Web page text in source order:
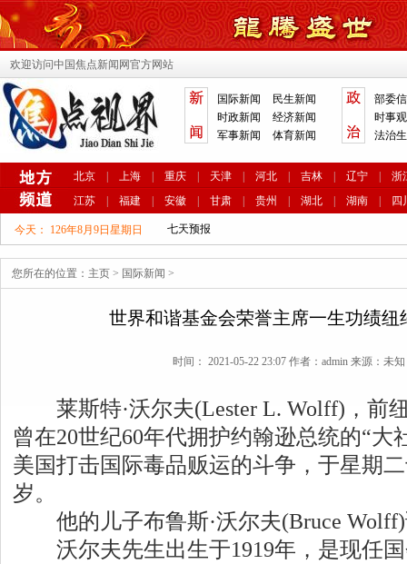
欢迎访问中国焦点新闻网官方网站
国际新闻
民生新闻
时政新闻
经济新闻
军事新闻
体育新闻
部委
时事
法治
北京 上海 重庆 天津 河北 吉林 辽宁
浙
江苏
福建 安徽 甘肃 贵州 湖北 湖南 四
今天： 126年8月9日星期日
您所在的位置： 主页 > 国际新闻 >
世界和谐基金会荣誉主席一生功绩纽
时间： 2021-05-22 23:07 作者：admin 来源：未
莱斯特·沃尔夫(Lester L. Wolff)，前
曾在20世纪60年代拥护约翰逊总统的“大
美国打击国际毒品贩运的斗争，于星期
岁。
他的儿子布鲁斯·沃尔夫(Bruce Wolff)
沃尔夫先生出生于1919年，是现任国